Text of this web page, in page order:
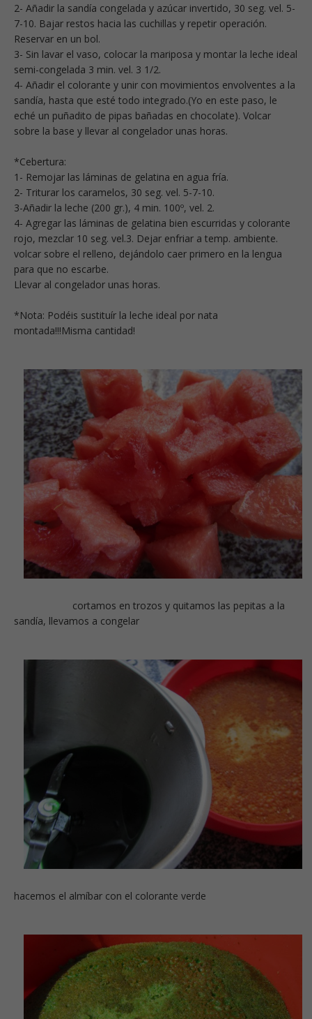
2- Añadir la sandía congelada y azúcar invertido, 30 seg. vel. 5-
7-10. Bajar restos hacia las cuchillas y repetir operación.
Reservar en un bol.
3- Sin lavar el vaso, colocar la mariposa y montar la leche ideal
semi-congelada 3 min. vel. 3 1/2.
4- Añadir el colorante y unir con movimientos envolventes a la
sandía, hasta que esté todo integrado.(Yo en este paso, le
eché un puñadito de pipas bañadas en chocolate). Volcar
sobre la base y llevar al congelador unas horas.
*Cebertura:
1- Remojar las láminas de gelatina en agua fría.
2- Triturar los caramelos, 30 seg. vel. 5-7-10.
3-Añadir la leche (200 gr.), 4 min. 100º, vel. 2.
4- Agregar las láminas de gelatina bien escurridas y colorante
rojo, mezclar 10 seg. vel.3. Dejar enfriar a temp. ambiente.
volcar sobre el relleno, dejándolo caer primero en la lengua
para que no escarbe.
Llevar al congelador unas horas.
*Nota: Podéis sustituír la leche ideal por nata
montada!!!Misma cantidad!
cortamos en trozos y quitamos las pepitas a la
sandía, llevamos a congelar
hacemos el almíbar con el colorante verde